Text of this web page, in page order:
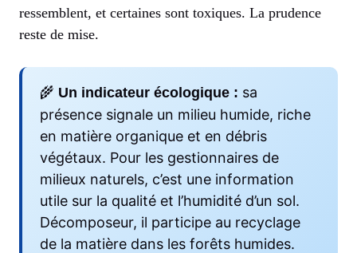
ressemblent, et certaines sont toxiques. La prudence
reste de mise.
🌾 Un indicateur écologique : sa
présence signale un milieu humide, riche
en matière organique et en débris
végétaux. Pour les gestionnaires de
milieux naturels, c’est une information
utile sur la qualité et l’humidité d’un sol.
Décomposeur, il participe au recyclage
de la matière dans les forêts humides.